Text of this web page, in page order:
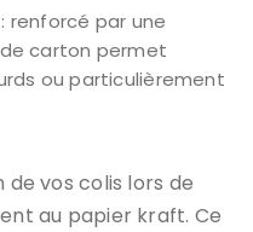
renforcé par une
carton permet
ou particulièrement
vos colis lors de
au papier kraft. Ce